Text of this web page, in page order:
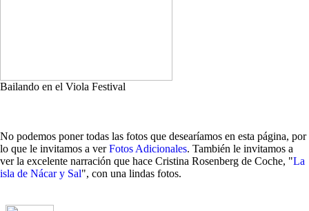
Bailando en el Viola Festival
No podemos poner todas las fotos que desearíamos en esta página, por
lo que le invitamos a verFotos Adicionales. También le invitamos a
ver la excelente narración que hace Cristina Rosenberg de Coche, "La
isla de Nácar y Sal", con una lindas fotos.